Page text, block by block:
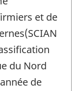
et de
du Nord
de